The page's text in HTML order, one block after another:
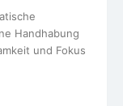
Handhabung
und Fokus